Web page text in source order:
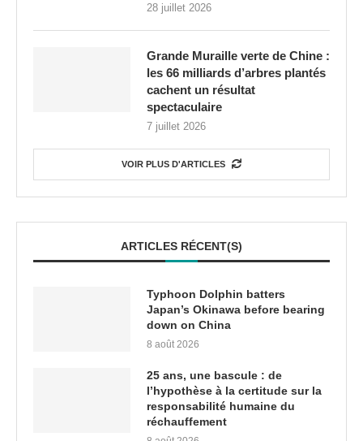
28 juillet 2026
Grande Muraille verte de Chine :
les 66 milliards d’arbres plantés
cachent un résultat
spectaculaire
7 juillet 2026
VOIR PLUS D'ARTICLES
ARTICLES RÉCENT(S)
Typhoon Dolphin batters
Japan’s Okinawa before bearing
down on China
8 août 2026
25 ans, une bascule : de
l’hypothèse à la certitude sur la
responsabilité humaine du
réchauffement